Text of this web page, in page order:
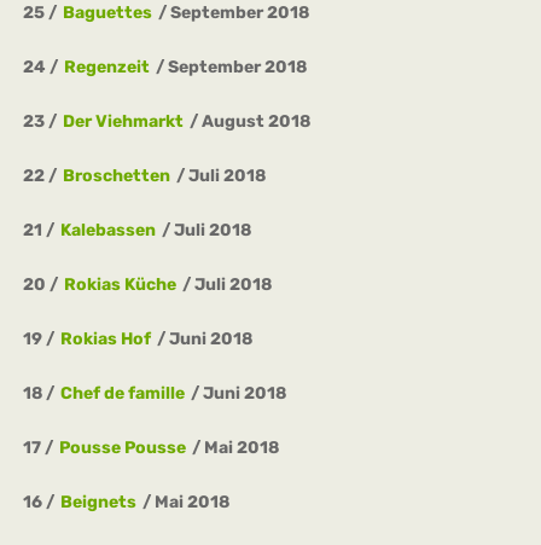
25 Baguettes September 2018
24 Regenzeit September 2018
23 Der Viehmarkt August 2018
22 Broschetten Juli 2018
21 Kalebassen Juli 2018
20 Rokias Küche Juli 2018
19 Rokias Hof Juni 2018
18 Chef de famille Juni 2018
17 Pousse Pousse Mai 2018
16 Beignets Mai 2018